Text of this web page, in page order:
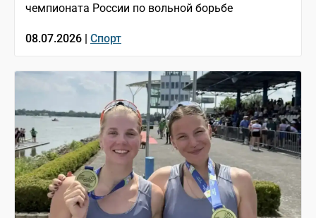
чемпионата России по вольной борьбе
08.07.2026 | Спорт